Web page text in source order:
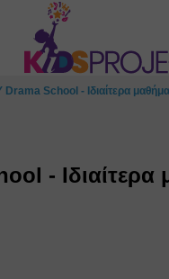
School - Ιδιαίτερα
- Ιδιαίτερα